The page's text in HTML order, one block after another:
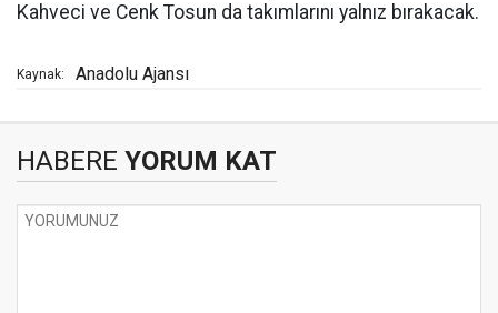
Kahveci ve Cenk Tosun da takımlarını yalnız bırakacak.
Kaynak: Anadolu Ajansı
HABERE YORUM KAT